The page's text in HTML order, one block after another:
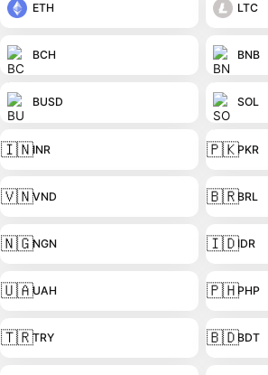
ETH LTC
BCH BNB
BUSD SOL
🇮🇳INR 🇵🇰PKR
🇻🇳VND 🇧🇷BRL
🇳🇬NGN 🇮🇩IDR
🇺🇦UAH 🇵🇭PHP
🇹🇷TRY 🇧🇩BDT